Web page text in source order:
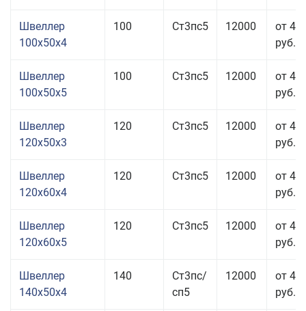
Швеллер
100x50x4
100 Ст3пс5 12000
от 41
руб.
Швеллер
100x50x5
100 Ст3пс5 12000
от 42
руб.
Швеллер
120x50x3
120 Ст3пс5 12000
от 44
руб.
Швеллер
120x60x4
120 Ст3пс5 12000
от 41
руб.
Швеллер
120x60x5
120 Ст3пс5 12000
от 43
руб.
Швеллер
140x50x4
140
Ст3пс/
сп5
12000
от 49
руб.